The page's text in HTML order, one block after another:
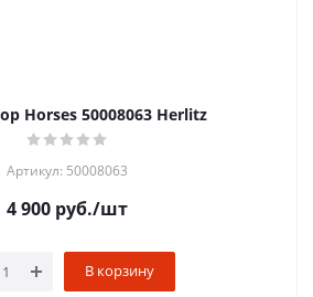
Horses 50008063 Herlitz
Артикул: 50008063
4 900 руб./шт
В корзину